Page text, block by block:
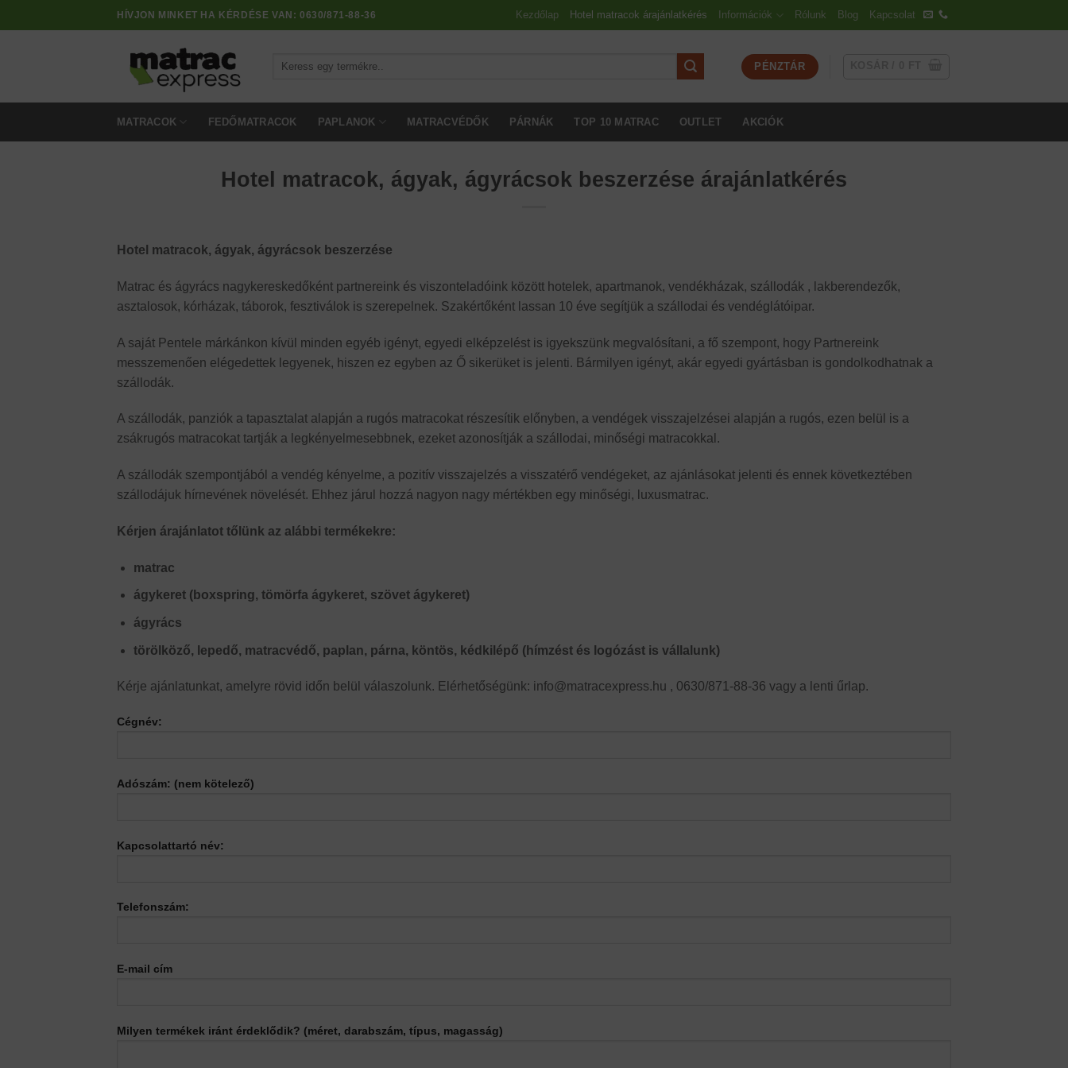
to
HÍVJON MINKET HA KÉRDÉSE VAN:0630/871-88-36 Kezdőlap Hotel matracok árajánlatkérés Információk Rólunk Blog Kapcsolat
Keresés
PÉNZTÁR
MATRACOK FEDŐMATRACOK PAPLANOK MATRACVÉDŐK PÁRNÁK TOP 10 MATRAC OUTLET AKCIÓK
Hotel matracok, ágyak, ágyrácsok beszerzése árajánlatkérés
Hotel matracok, ágyak, ágyrácsok beszerzése
Matrac és ágyrács nagykereskedőként partnereink és viszonteladóink között hotelek, apartmanok, vendékházak, szállodák , lakberendezők,
asztalosok, kórházak, táborok, fesztiválok is szerepelnek. Szakértőként lassan 10 éve segítjük a szállodai és vendéglátóipar.
A saját Pentele márkánkon kívül minden egyéb igényt, egyedi elképzelést is igyekszünk megvalósítani, a fő szempont, hogy Partnereink
messzemenően elégedettek legyenek, hiszen ez egyben az Ő sikerüket is jelenti. Bármilyen igényt, akár egyedi gyártásban is gondolkodhatnak a
szállodák.
A szállodák, panziók a tapasztalat alapján a rugós matracokat részesítik előnyben, a vendégek visszajelzései alapján a rugós, ezen belül is a
zsákrugós matracokat tartják a legkényelmesebbnek, ezeket azonosítják a szállodai, minőségi matracokkal.
A szállodák szempontjából a vendég kényelme, a pozitív visszajelzés a visszatérő vendégeket, az ajánlásokat jelenti és ennek következtében
szállodájuk hírnevének növelését. Ehhez járul hozzá nagyon nagy mértékben egy minőségi, luxusmatrac.
Kérjen árajánlatot tőlünk az alábbi termékekre:
matrac
ágykeret (boxspring, tömörfa ágykeret, szövet ágykeret)
ágyrács
törölköző, lepedő, matracvédő, paplan, párna, köntös, kédkilépő (hímzést és logózást is vállalunk)
Kérje ajánlatunkat, amelyre rövid időn belül válaszolunk. Elérhetőségünk: info@matracexpress.hu , 0630/871-88-36 vagy a lenti űrlap.
Cégnév:
Adószám: (nem kötelező)
Kapcsolattartó név:
Telefonszám:
E-mail cím
Milyen termékek iránt érdeklődik? (méret, darabszám, típus, magasság)